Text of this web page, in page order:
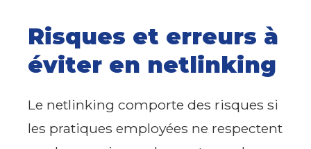
Risques et erreurs à
éviter en netlinking
Le netlinking comporte des risques si
les pratiques employées ne respectent